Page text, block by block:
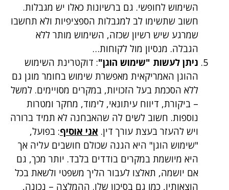
השימוש לחופשי. גם ברשיונות כאלו יש מגבלות.
חשוב שתשימו לב למגבלות הספציפיות ולא תחשבו
שמרגע שיש רשיון שכזה, השימוש מותר ללא
הגבלה. מנסיון מול לקוחות…
ניתן לעשות "שימוש הוגן": דוקטרינת השימוש
ההוגן האמריקאית מאפשרת שימוש בחומר מוגן גם
ללא הסכמת בעל הזכויות, במקרים מסויימים. למשל
– ביקורת, דיווח עיתונאי, לימוד, מחקר ומטרות
נוספות. חשוב לשים לה שהאבחנה לא תמיד ברורה
ויש להעזר בעצת עורך דין. אני אוסיף: בפועל,
"שימוש הוגן" היא הגנה שכולם חושבים עליה אך
היא מיושמת במקרים בודדים בלבד. יותר מכך, גם
אם יושמה, תאלצו לעבור הליך משפטי ולשאת בכל
הוצאותיו, כמו גם בסיכון שלו. ההמלצה – נכונה,